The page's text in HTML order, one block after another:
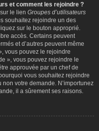
et comment les rejoindre ?
le lien Groupes d’utilisateurs
souhaitez rejoindre un des
sur le bouton approprié.
accès. Certains peuvent
et d’autres peuvent même
vous pouvez le rejoindre
», vous pouvez rejoindre le
approuvée par un chef de
vous souhaitez rejoindre
votre demande. N’importunez
il a sûrement ses raisons.